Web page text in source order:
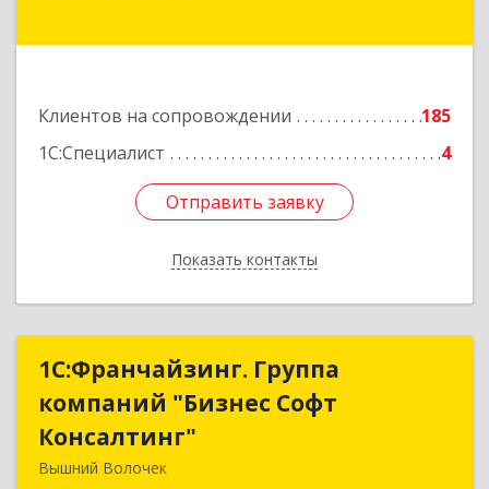
Клиентов на сопровождении
185
1С:Специалист
4
Отправить заявку
Показать контакты
Подробнее
Отправить заявку
Назад
1С:Франчайзинг. Группа
компаний "Бизнес Софт
Консалтинг"
Вышний Волочек
1С:Франчайзинг. Группа
компаний "Бизнес Софт